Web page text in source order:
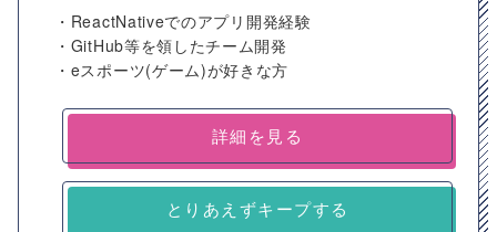
・ReactNativeでのアプリ開発経験
・GitHub等を領したチーム開発
・eスポーツ(ゲーム)が好きな方
詳細を見る
とりあえずキープする